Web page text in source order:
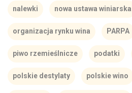
nalewki nowa ustawa winiarska
organizacja rynku wina PARPA
piwo rzemieślnicze podatki
polskie destylaty polskie wino